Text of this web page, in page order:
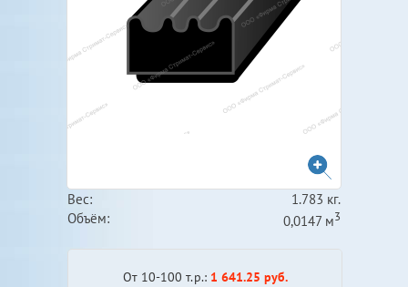
Вес:
1.783 кг.
Объём:
0,0147 м3
От 10-100 т.р.: 1 641.25 руб.